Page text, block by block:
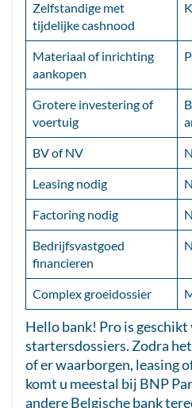
Zelfstandige met
tijdelijke cashnood
Materiaal of inrichting
aankopen
Grotere investering of
voertuig
BV of NV
Leasing nodig
Factoring nodig
Bedrijfsvastgoed
financieren
Complex groeidossier
Hello bank! Pro is
startersdossiers. Zodra
of er waarborgen, leasing
komt u meestal bij BNP
andere Belgische bank